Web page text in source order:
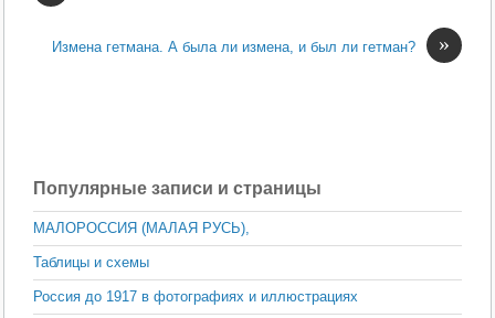
»
Измена гетмана. А была ли измена, и был ли гетман?
Популярные записи и страницы
МАЛОРОССИЯ (МАЛАЯ РУСЬ),
Таблицы и схемы
Россия до 1917 в фотографиях и иллюстрациях